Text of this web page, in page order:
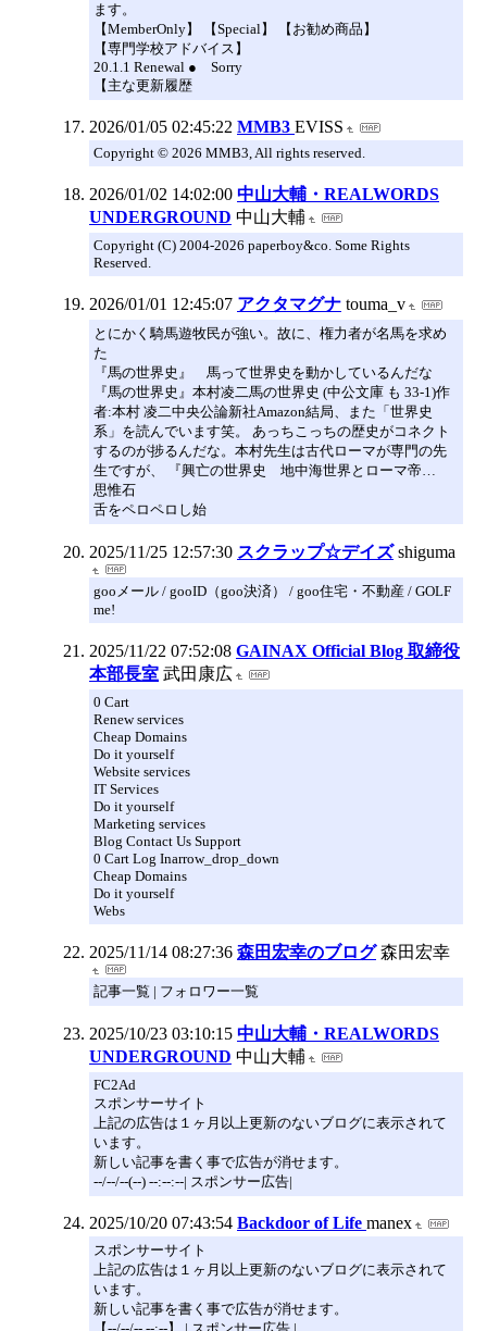
ます。
【MemberOnly】 【Special】 【お勧め商品】
【専門学校アドバイス】
20.1.1 Renewal ● Sorry
【主な更新履歴
2026/01/05 02:45:22 MMB3 EVISS
Copyright © 2026 MMB3, All rights reserved.
2026/01/02 14:02:00 中山大輔・REALWORDS
UNDERGROUND 中山大輔
Copyright (C) 2004-2026 paperboy&co. Some Rights
Reserved.
2026/01/01 12:45:07 アクタマグナ touma_v
とにかく騎馬遊牧民が強い。故に、権力者が名馬を求め
た
『馬の世界史』 馬って世界史を動かしているんだな
『馬の世界史』本村凌二馬の世界史 (中公文庫 も 33-1)作
者:本村 凌二中央公論新社Amazon結局、また「世界史
系」を読んでいます笑。 あっちこっちの歴史がコネクト
するのが捗るんだな。本村先生は古代ローマが専門の先
生ですが、 『興亡の世界史 地中海世界とローマ帝…
思惟石
舌をペロペロし始
2025/11/25 12:57:30 スクラップ☆デイズ shiguma
gooメール / gooID（goo決済） / goo住宅・不動産 / GOLF
me!
2025/11/22 07:52:08 GAINAX Official Blog 取締役
本部長室 武田康広
0 Cart
Renew services
Cheap Domains
Do it yourself
Website services
IT Services
Do it yourself
Marketing services
Blog Contact Us Support
0 Cart Log Inarrow_drop_down
Cheap Domains
Do it yourself
Webs
2025/11/14 08:27:36 森田宏幸のブログ 森田宏幸
記事一覧 | フォロワー一覧
2025/10/23 03:10:15 中山大輔・REALWORDS
UNDERGROUND 中山大輔
FC2Ad
スポンサーサイト
上記の広告は１ヶ月以上更新のないブログに表示されて
います。
新しい記事を書く事で広告が消せます。
--/--/--(--) --:--:--| スポンサー広告|
2025/10/20 07:43:54 Backdoor of Life manex
スポンサーサイト
上記の広告は１ヶ月以上更新のないブログに表示されて
います。
新しい記事を書く事で広告が消せます。